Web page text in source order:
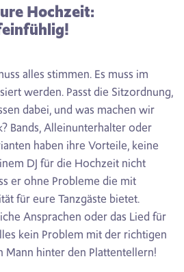
Hochzeit:
alles stimmen. Es muss im
werden. Passt die Sitzordnung,
dabei, und was machen wir
Bands, Alleinunterhalter oder
haben ihre Vorteile, keine
DJ für die Hochzeit nicht
er ohne Probleme die mit
für eure Tanzgäste bietet.
Ansprachen oder das Lied für
kein Problem mit der richtigen
Mann hinter den Plattentellern!